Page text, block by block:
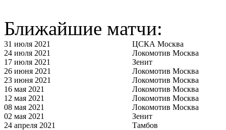
Ближайшие матчи:
31 июля 2021
ЦСКА Москва
24 июля 2021
Локомотив Москва
17 июля 2021
Зенит
26 июня 2021
Локомотив Москва
23 июня 2021
Локомотив Москва
16 мая 2021
Локомотив Москва
12 мая 2021
Локомотив Москва
08 мая 2021
Локомотив Москва
02 мая 2021
Зенит
24 апреля 2021
Тамбов